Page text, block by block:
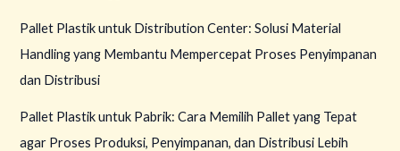
Pallet Plastik untuk Distribution Center: Solusi Material
Handling yang Membantu Mempercepat Proses Penyimpanan
dan Distribusi
Pallet Plastik untuk Pabrik: Cara Memilih Pallet yang Tepat
agar Proses Produksi, Penyimpanan, dan Distribusi Lebih